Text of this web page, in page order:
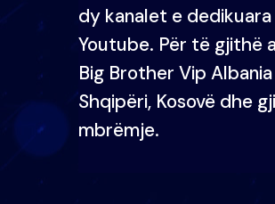
dy kanalet e
Youtube. Për të gjithë
Big Brother Vip
Shqipëri, Kosovë dhe
mbrëmje.